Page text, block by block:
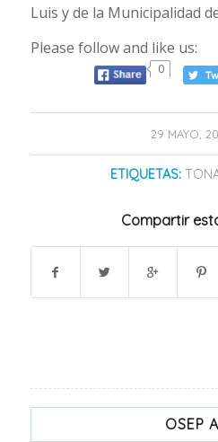
Luis y de la Municipalidad
Please follow and like us:
0
29 MAYO,
/
ETIQUETAS:
Compartir
OSEP